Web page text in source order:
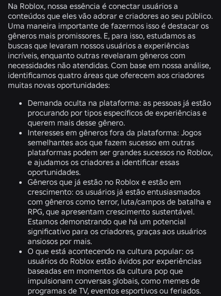
Na Roblox, nossa essência é conectar usuários a
conteúdos que eles vão adorar e criadores ao seu público.
Uma maneira importante de fazermos isso é destacar os
gêneros mais promissores. E, para isso, estudamos as
buscas que levaram nossos usuários a experiências
incríveis, enquanto outras revelaram gêneros com
necessidades não atendidas. Com base em nossa análise,
identificamos quatro áreas que oferecem aos criadores
muitas novas oportunidades:
Demanda oculta na plataforma: as pessoas já estão
procurando por tipos específicos de experiências e
querem mais desse gênero.
Interesses em gêneros fora da plataforma: Jogos
semelhantes aos que fazem sucesso em outras
plataformas podem ser grandes sucessos no Roblox,
e ajudamos os criadores a identificar essas
oportunidades.
Gêneros que já estão no Roblox e estão em
crescimento: os usuários já estão entusiasmados
com gêneros como terror, luta/campos de batalha e
RPG, que apresentam crescimento sustentável.
Estamos demonstrando que há um potencial
significativo para os criadores, graças aos usuários
ansiosos por mais.
O que está acontecendo na cultura popular: os
usuários do Roblox estão ávidos por experiências
baseadas em momentos da cultura pop que
impulsionam conversas globais, como memes de
programas de TV, eventos esportivos ou feriados.